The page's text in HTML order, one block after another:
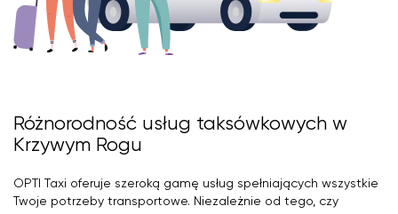
Różnorodność usług taksówkowych w
Krzywym Rogu
OPTI Taxi oferuje szeroką gamę usług spełniających wszystkie
Twoje potrzeby transportowe. Niezależnie od tego, czy